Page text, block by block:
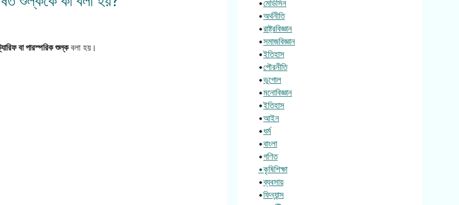
বা পারস্পরিক শুল্কবলা হয়।
•মেডিসিন
•অর্থনীতি
•রাষ্ট্রবিজ্ঞান
•সমাজবিজ্ঞান
•ইতিহাস
•পৌরনীতি
•ভূগোল
•মনোবিজ্ঞান
•ইতিহাস
•আইন
•ধর্ম
•বাংলা
•গণিত
•কৃষিশিক্ষা
•ব্যবসায়
•ফিন্যান্স